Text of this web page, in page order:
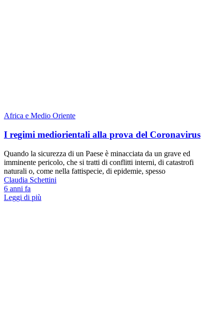
Africa e Medio Oriente
I regimi mediorientali alla prova del Coronavirus
Quando la sicurezza di un Paese è minacciata da un grave ed
imminente pericolo, che si tratti di conflitti interni, di catastrofi
naturali o, come nella fattispecie, di epidemie, spesso
Claudia Schettini
6 anni fa
Leggi di più